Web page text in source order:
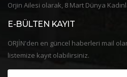
Orjin Ailesi olarak, 8 Mart Dünya
E-BÜLTEN KAYIT
ORJİN'den en güncel haberleri mail
listemize kayıt olabilirsiniz.